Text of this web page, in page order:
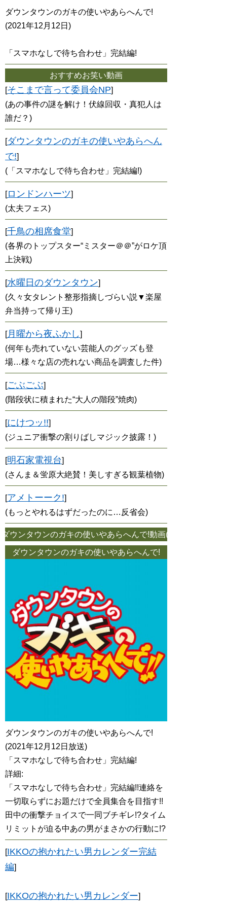
ダウンタウンのガキの使いやあらへんで!
(2021年12月12日)
「スマホなしで待ち合わせ」完結編!
おすすめお笑い動画
[そこまで言って委員会NP]
(あの事件の謎を解け！伏線回収・真犯人は
誰だ？)
[ダウンタウンのガキの使いやあらへん
で!]
(「スマホなしで待ち合わせ」完結編!)
[ロンドンハーツ]
(太夫フェス)
[千鳥の相席食堂]
(各界のトップスター“ミスター＠＠”がロケ頂
上決戦)
[水曜日のダウンタウン]
(久々女タレント整形指摘しづらい説▼楽屋
弁当持って帰り王)
[月曜から夜ふかし]
(何年も売れていない芸能人のグッズも登
場…様々な店の売れない商品を調査した件)
[ごぶごぶ]
(階段状に積まれた“大人の階段”焼肉)
[にけつッ!!]
(ジュニア衝撃の割りばしマジック披露！)
[明石家電視台]
(さんま＆蛍原大絶賛！美しすぎる観葉植物)
[アメトーーク!]
(もっとやれるはずだったのに…反省会)
ウンタウンのガキの使いやあらへんで!動画(「スマホなしで
ダウンタウンのガキの使いやあらへんで!
ダウンタウンのガキの使いやあらへんで!
(2021年12月12日放送)
「スマホなしで待ち合わせ」完結編!
詳細:
「スマホなしで待ち合わせ」完結編!!連絡を
一切取らずにお題だけで全員集合を目指す!!
田中の衝撃チョイスで一同ブチギレ!?タイム
リミットが迫る中あの男がまさかの行動に!?
[IKKOの抱かれたい男カレンダー完結
編]
[IKKOの抱かれたい男カレンダー]